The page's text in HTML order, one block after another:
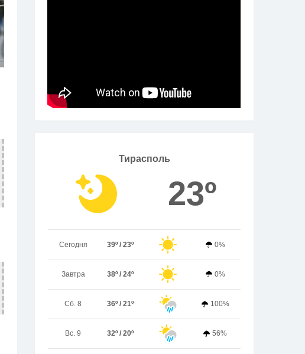
Тирасполь
23º
Сегодня 39º / 23º 0%
Завтра 38º / 24º 0%
Сб. 8 36º / 21º 100%
Вс. 9 32º / 20º 56%